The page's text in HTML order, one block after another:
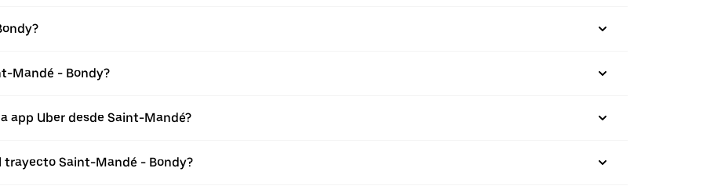
Mandé - Bondy?
app Uber desde Saint-Mandé?
trayecto Saint-Mandé - Bondy?